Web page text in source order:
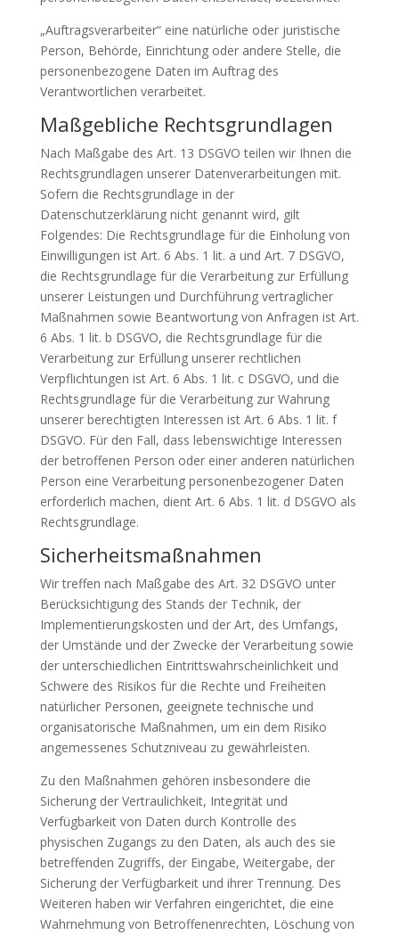
„Auftragsverarbeiter“ eine natürliche oder juristische
Person, Behörde, Einrichtung oder andere Stelle, die
personenbezogene Daten im Auftrag des
Verantwortlichen verarbeitet.
Maßgebliche Rechtsgrundlagen
Nach Maßgabe des Art. 13 DSGVO teilen wir Ihnen die
Rechtsgrundlagen unserer Datenverarbeitungen mit.
Sofern die Rechtsgrundlage in der
Datenschutzerklärung nicht genannt wird, gilt
Folgendes: Die Rechtsgrundlage für die Einholung von
Einwilligungen ist Art. 6 Abs. 1 lit. a und Art. 7 DSGVO,
die Rechtsgrundlage für die Verarbeitung zur Erfüllung
unserer Leistungen und Durchführung vertraglicher
Maßnahmen sowie Beantwortung von Anfragen ist Art.
6 Abs. 1 lit. b DSGVO, die Rechtsgrundlage für die
Verarbeitung zur Erfüllung unserer rechtlichen
Verpflichtungen ist Art. 6 Abs. 1 lit. c DSGVO, und die
Rechtsgrundlage für die Verarbeitung zur Wahrung
unserer berechtigten Interessen ist Art. 6 Abs. 1 lit. f
DSGVO. Für den Fall, dass lebenswichtige Interessen
der betroffenen Person oder einer anderen natürlichen
Person eine Verarbeitung personenbezogener Daten
erforderlich machen, dient Art. 6 Abs. 1 lit. d DSGVO als
Rechtsgrundlage.
Sicherheitsmaßnahmen
Wir treffen nach Maßgabe des Art. 32 DSGVO unter
Berücksichtigung des Stands der Technik, der
Implementierungskosten und der Art, des Umfangs,
der Umstände und der Zwecke der Verarbeitung sowie
der unterschiedlichen Eintrittswahrscheinlichkeit und
Schwere des Risikos für die Rechte und Freiheiten
natürlicher Personen, geeignete technische und
organisatorische Maßnahmen, um ein dem Risiko
angemessenes Schutzniveau zu gewährleisten.
Zu den Maßnahmen gehören insbesondere die
Sicherung der Vertraulichkeit, Integrität und
Verfügbarkeit von Daten durch Kontrolle des
physischen Zugangs zu den Daten, als auch des sie
betreffenden Zugriffs, der Eingabe, Weitergabe, der
Sicherung der Verfügbarkeit und ihrer Trennung. Des
Weiteren haben wir Verfahren eingerichtet, die eine
Wahrnehmung von Betroffenenrechten, Löschung von